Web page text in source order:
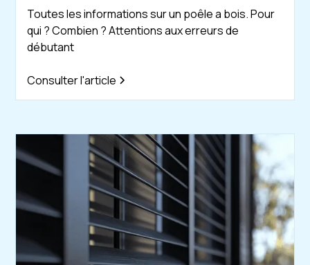
Toutes les informations sur un poêle a bois. Pour
qui ? Combien ? Attentions aux erreurs de
débutant
Consulter l'article